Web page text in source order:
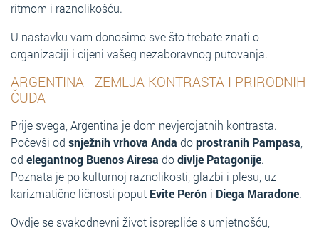
ritmom i raznolikošću.
U nastavku vam donosimo sve što trebate znati o
organizaciji i cijeni vašeg nezaboravnog putovanja.
ARGENTINA - ZEMLJA KONTRASTA I PRIRODNIH
ČUDA
Prije svega, Argentina je dom nevjerojatnih kontrasta.
Počevši od snježnih vrhova Anda doprostranih Pampasa
od elegantnog Buenos Airesa dodivlje Patagonije.
Poznata je po kulturnoj raznolikosti, glazbi i plesu, uz
karizmatične ličnosti poput Evite Perón i Diega Maradone.
Ovdje se svakodnevni život isprepliće s umjetnošću,